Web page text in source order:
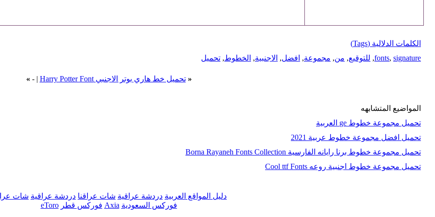
الكلمات الدلالية (Tags)
fonts, signature
, للتوقيع, من, مجموعة, افضل, الاجنبية, الخطوط, تحميل
« تحميل خط هاري بوتر الاجنبي Harry Potter Font |
-
»
المواضيع المتشابهه
تحميل مجموعة خطوط ge العربية
تحميل افضل مجموعة خطوط عربية 2021
تحميل مجموعة خطوط برنا رايانه الفارسية Borna Rayaneh Fonts Collection
تحميل مجموعة خطوط اجنبية روعه Cool ttf Fonts
دليل المواقع العربية دردشة عراقية شات عراقنا دردشة عراقية شات
فوركس السعودية Axia فوركس قطر eToro